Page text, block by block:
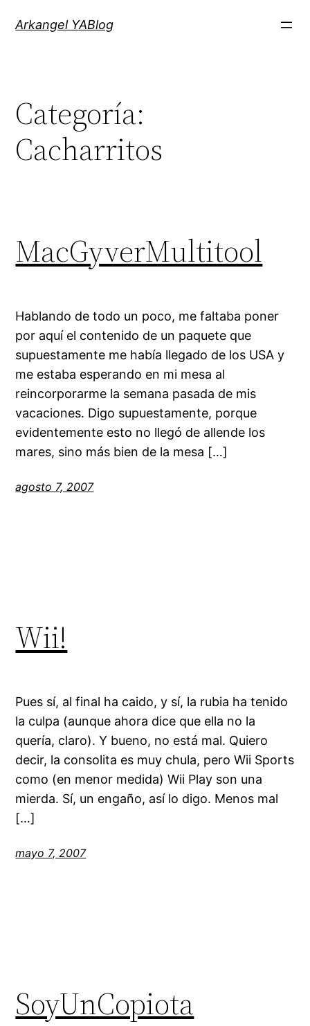
Arkangel YABlog
Categoría:
Cacharritos
MacGyverMultitool
Hablando de todo un poco, me faltaba poner
por aquí el contenido de un paquete que
supuestamente me había llegado de los USA y
me estaba esperando en mi mesa al
reincorporarme la semana pasada de mis
vacaciones. Digo supuestamente, porque
evidentemente esto no llegó de allende los
mares, sino más bien de la mesa […]
agosto 7, 2007
Wii!
Pues sí, al final ha caido, y sí, la rubia ha tenido
la culpa (aunque ahora dice que ella no la
quería, claro). Y bueno, no está mal. Quiero
decir, la consolita es muy chula, pero Wii Sports
como (en menor medida) Wii Play son una
mierda. Sí, un engaño, así lo digo. Menos mal
[…]
mayo 7, 2007
SoyUnCopiota